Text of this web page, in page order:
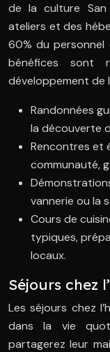
de la culture
ateliers et des
60% du personnel
bénéfices sont
développement de
Randonnées
la découverte
Rencontres et
communauté,
vannerie ou la
Cours de
typiques,
locaux.
Séjours chez
Les séjours chez
dans la vie
partagerez leur